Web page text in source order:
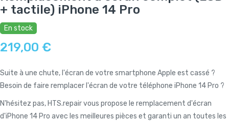
+ tactile) iPhone 14 Pro
En stock
219,00 €
Suite à une chute, l'écran de votre smartphone Apple est cassé ?
Besoin de faire remplacer l'écran de votre téléphone iPhone 14 Pro ?
N'hésitez pas, HTS.repair vous propose le remplacement d'écran
d'iPhone 14 Pro avec les meilleures pièces et garanti un an toutes les